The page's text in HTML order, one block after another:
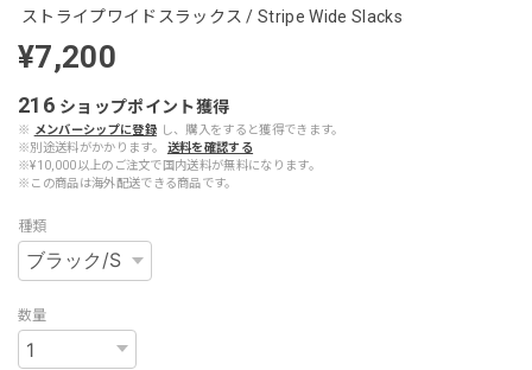
ストライプワイドスラックス / Stripe Wide Slacks
¥7,200
216 ショップポイント獲得
※ メンバーシップに登録 し、購入をすると獲得できます。
※別途送料がかかります。
送料を確認する
※¥10,000以上のご注文で国内送料が無料になります。
※この商品は海外配送できる商品です。
種類
数量